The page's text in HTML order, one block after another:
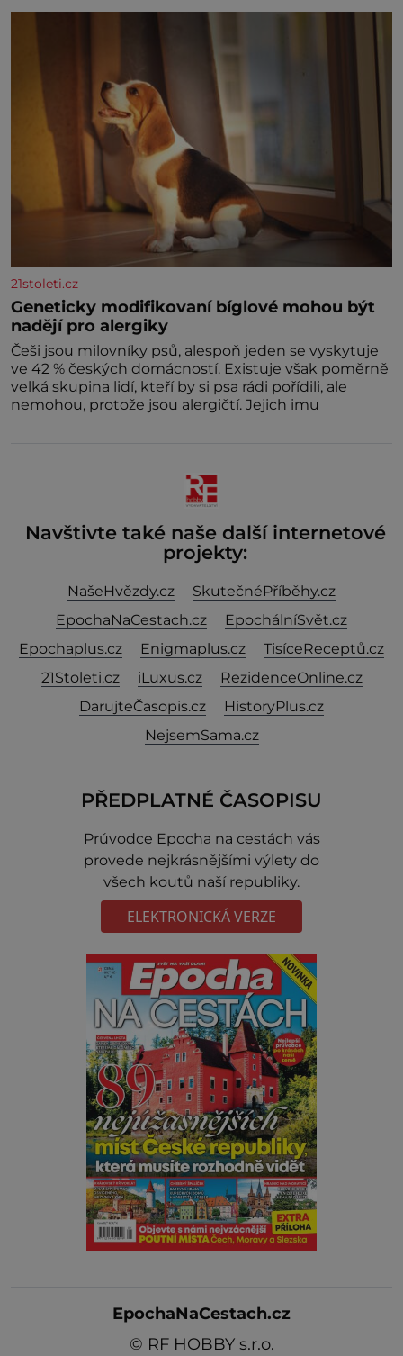
naší povaze, ale i v potřebách naší pokožky. Ohnivá
znamení Ženy narozené ve znamení Berana, Lva a
Střelce v sobě nesou žár, odvahu a neutuchající elán.
21stoleti.cz
Geneticky modifikovaní bíglové mohou být
nadějí pro alergiky
Češi jsou milovníky psů, alespoň jeden se vyskytuje
ve 42 % českých domácností. Existuje však poměrně
velká skupina lidí, kteří by si psa rádi pořídili, ale
nemohou, protože jsou alergičtí. Jejich imu
Navštivte také naše další internetové
projekty:
NašeHvězdy.cz
SkutečnéPříběhy.cz
EpochaNaCestach.cz
EpochálníSvět.cz
Epochaplus.cz
Enigmaplus.cz
TisíceReceptů.cz
21Stoleti.cz
iLuxus.cz
RezidenceOnline.cz
DarujteČasopis.cz
HistoryPlus.cz
NejsemSama.cz
PŘEDPLATNÉ ČASOPISU
Prúvodce Epocha na cestách vás
provede nejkrásnějšími výlety do
všech koutů naší republiky.
ELEKTRONICKÁ VERZE
EpochaNaCestach.cz
© RF HOBBY s.r.o.